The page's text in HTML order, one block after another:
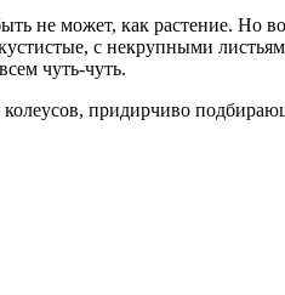
не может, как растение.
с некрупными
чуть-чуть.
придирчиво